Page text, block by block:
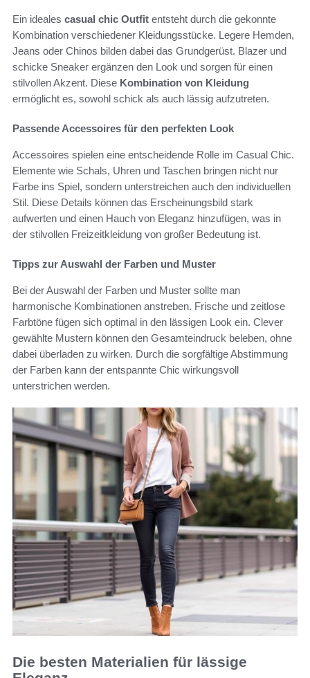
Ein ideales casual chic Outfit entsteht durch die gekonnte
Kombination verschiedener Kleidungsstücke. Legere Hemden,
Jeans oder Chinos bilden dabei das Grundgerüst. Blazer und
schicke Sneaker ergänzen den Look und sorgen für einen
stilvollen Akzent. Diese Kombination von Kleidung
ermöglicht es, sowohl schick als auch lässig aufzutreten.
Passende Accessoires für den perfekten Look
Accessoires spielen eine entscheidende Rolle im Casual Chic.
Elemente wie Schals, Uhren und Taschen bringen nicht nur
Farbe ins Spiel, sondern unterstreichen auch den individuellen
Stil. Diese Details können das Erscheinungsbild stark
aufwerten und einen Hauch von Eleganz hinzufügen, was in
der stilvollen Freizeitkleidung von großer Bedeutung ist.
Tipps zur Auswahl der Farben und Muster
Bei der Auswahl der Farben und Muster sollte man
harmonische Kombinationen anstreben. Frische und zeitlose
Farbtöne fügen sich optimal in den lässigen Look ein. Clever
gewählte Mustern können den Gesamteindruck beleben, ohne
dabei überladen zu wirken. Durch die sorgfältige Abstimmung
der Farben kann der entspannte Chic wirkungsvoll
unterstrichen werden.
Die besten Materialien für lässige